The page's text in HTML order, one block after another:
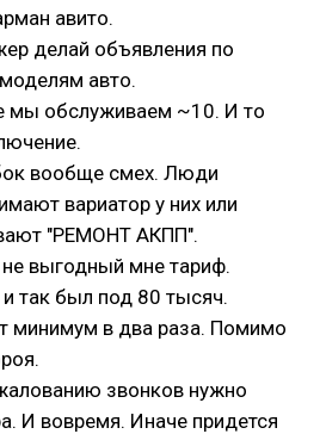
авито.
делай объявления по
авто.
мы обслуживаем ~10. И то
вообще смех. Люди
вариатор у них или
"РЕМОНТ АКПП".
выгодный мне тариф.
так был под 80 тысяч.
минимум в два раза. Помимо
звонков нужно
И вовремя. Иначе придется